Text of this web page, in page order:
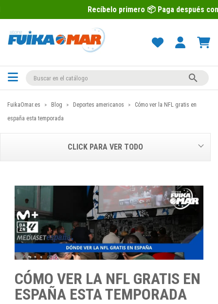
Recíbelo primero 📦 Paga después con Sequra 💶

FuikaOmar.es Blog Deportes americanos
Cómo ver la NFL gratis en
españa esta temporada
CLICK PARA VER TODO
CÓMO VER LA NFL GRATIS EN
ESPAÑA ESTA TEMPORADA